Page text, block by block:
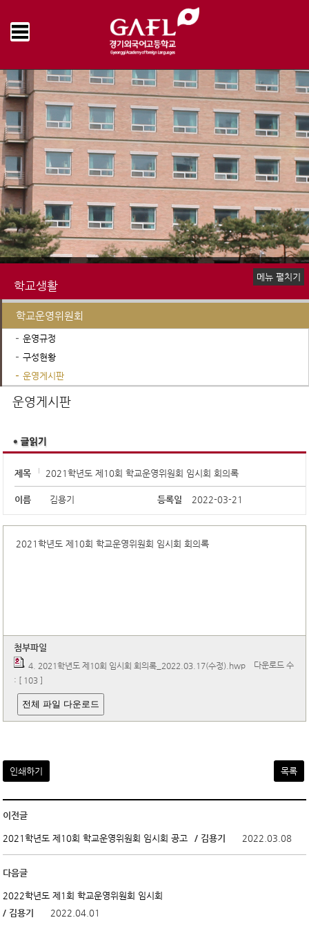
운영게시판
학교생활
신입생 안내
장학제도
생활안내
학교운영위원회
운영규정
구성현황
운영게시판
메뉴 펼치기
운영게시판
제목 2021학년도 제10회 학교운영위원회 임시회 회의록
이름 김용기 등록일 2022-03-21
2021학년도 제10회 학교운영위원회 임시회 회의록
첨부파일
4. 2021학년도 제10회 임시회 회의록_2022.03.17(수정).hwp 다운로드 수
: [ 103 ]
전체 파일 다운로드
인쇄하기 목록
이전글
2021학년도 제10회 학교운영위원회 임시회 공고 / 김용기 2022.03.08
다음글
2022학년도 제1회 학교운영위원회 임시회
/ 김용기
2022.04.01